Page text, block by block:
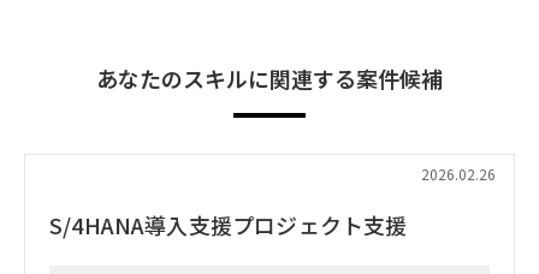
あなたのスキルに関連する案件候補
2026.02.26
S/4HANA導入支援プロジェクト支援